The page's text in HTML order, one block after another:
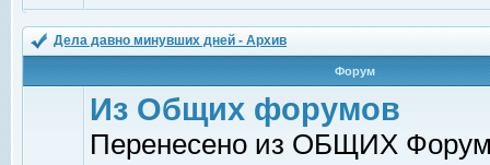
Дела давно минувших дней - Архив
Форум
Из Общих форумов
Перенесено из ОБЩИХ